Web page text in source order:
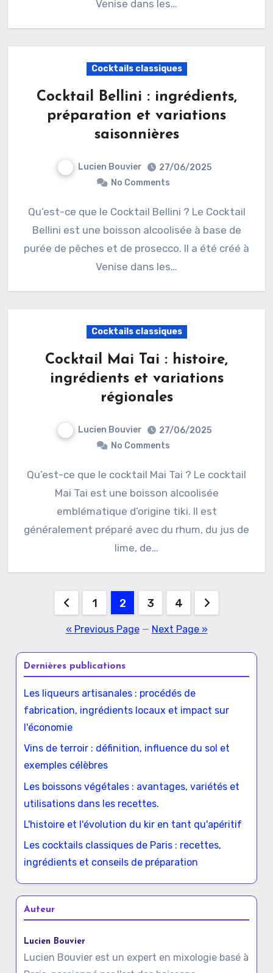
Venise dans les…
Cocktails classiques
Cocktail Bellini : ingrédients,
préparation et variations
saisonnières
Lucien Bouvier
27/06/2025
No Comments
Qu’est-ce que le Cocktail Bellini ? Le Cocktail
Bellini est une boisson alcoolisée à base de
purée de pêches et de prosecco. Il a été créé à
Venise dans les…
Cocktails classiques
Cocktail Mai Tai : histoire,
ingrédients et variations
régionales
Lucien Bouvier
27/06/2025
No Comments
Qu’est-ce que le cocktail Mai Tai ? Le cocktail
Mai Tai est une boisson alcoolisée
emblématique d’origine tiki. Il est
généralement préparé avec du rhum, du jus de
lime, de…
pagination
1 2 3 4
« Previous Page— Next Page »
Dernières publications
Les liqueurs artisanales : procédés de
fabrication, ingrédients locaux et impact sur
l'économie
Vins de terroir : définition, influence du sol et
exemples célèbres
Les boissons végétales : avantages, variétés et
utilisations dans les recettes.
L'histoire et l'évolution du kir en tant qu'apéritif
Les cocktails classiques de Paris : recettes,
ingrédients et conseils de préparation
Auteur
Lucien Bouvier
Lucien Bouvier est un expert en mixologie basé à